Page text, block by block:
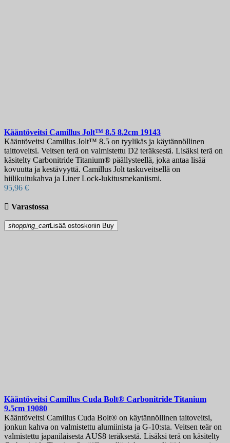
Kääntöveitsi Camillus Jolt™ 8.5 8.2cm 19143
Kääntöveitsi Camillus Jolt™ 8.5 on tyylikäs ja käytännöllinen
taittoveitsi. Veitsen terä on valmistettu D2 teräksestä. Lisäksi terä on
käsitelty Carbonitride Titanium® päällysteellä, joka antaa lisää
kovuutta ja kestävyyttä. Camillus Jolt taskuveitsellä on
hiilikuitukahva ja Liner Lock-lukitusmekaniismi.
95,96 €
 Varastossa
shopping_cartLisää ostoskoriin Buy
Kääntöveitsi Camillus Cuda Bolt® Carbonitride Titanium
9.5cm 19080
Kääntöveitsi Camillus Cuda Bolt® on käytännöllinen taitoveitsi,
jonkun kahva on valmistettu alumiinista ja G-10:sta. Veitsen teär on
valmistettu japanilaisesta AUS8 teräksestä. Lisäksi terä on käsitelty